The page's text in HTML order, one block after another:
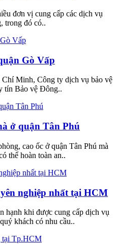
đơn vị cung cấp các dịch vụ
trong đó có..
Gò Vấp
Minh, Công ty dịch vụ bảo vệ
tín Bảo vệ Đông..
ở quận Tân Phú
cao ốc ở quận Tân Phú mà
thể hoàn toàn an..
nghiệp nhất tại HCM
hạnh khi được cung cấp dịch vụ
khách có nhu cầu..